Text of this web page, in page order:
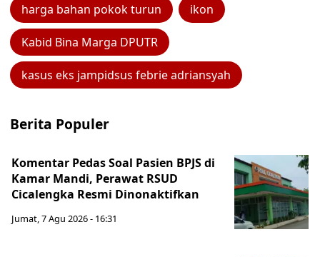
harga bahan pokok turun ikon
Kabid Bina Marga DPUTR
kasus eks jampidsus febrie adriansyah
Berita Populer
Komentar Pedas Soal Pasien BPJS di
Kamar Mandi, Perawat RSUD
Cicalengka Resmi Dinonaktifkan
Jumat, 7 Agu 2026 - 16:31